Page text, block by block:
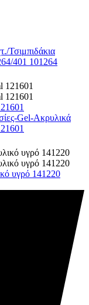
Τσιμπιδάκια
401 101264
Gel-Ακρυλικά
υγρό 141220